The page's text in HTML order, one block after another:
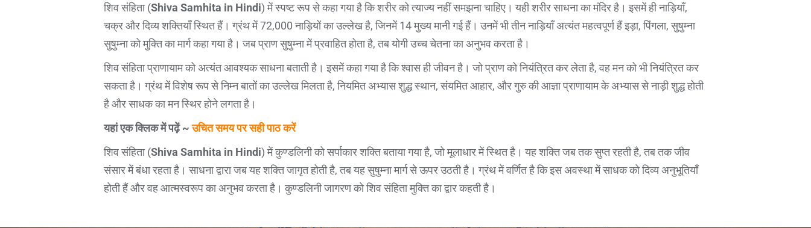
शिव संहिता (Shiva Samhita in Hindi) में स्पष्ट रूप से कहा गया है कि शरीर को त्याज्य नहीं समझना चाहिए। यही शरीर साधना का मंदिर है। इसमें ही नाड़ियाँ,
चक्र और दिव्य शक्तियाँ स्थित हैं। ग्रंथ में 72,000 नाड़ियों का उल्लेख है, जिनमें 14 मुख्य मानी गई हैं। उनमें भी तीन नाड़ियाँ अत्यंत महत्वपूर्ण हैं इड़ा, पिंगला, सुषुम्ना
सुषुम्ना को मुक्ति का मार्ग कहा गया है। जब प्राण सुषुम्ना में प्रवाहित होता है, तब योगी उच्च चेतना का अनुभव करता है।
शिव संहिता प्राणायाम को अत्यंत आवश्यक साधना बताती है। इसमें कहा गया है कि श्वास ही जीवन है। जो प्राण को नियंत्रित कर लेता है, वह मन को भी नियंत्रित कर
सकता है। ग्रंथ में विशेष रूप से निम्न बातों का उल्लेख मिलता है, नियमित अभ्यास शुद्ध स्थान, संयमित आहार, और गुरु की आज्ञा प्राणायाम के अभ्यास से नाड़ी शुद्ध होती
है और साधक का मन स्थिर होने लगता है।
यहां एक क्लिक में पढ़ें ~उचित समय पर सही पाठ करें
शिव संहिता (Shiva Samhita in Hindi) में कुण्डलिनी को सर्पाकार शक्ति बताया गया है, जो मूलाधार में स्थित है। यह शक्ति जब तक सुप्त रहती है, तब तक जीव
संसार में बंधा रहता है। साधना द्वारा जब यह शक्ति जागृत होती है, तब यह सुषुम्ना मार्ग से ऊपर उठती है। ग्रंथ में वर्णित है कि इस अवस्था में साधक को दिव्य अनुभूतियाँ
होती हैं और वह आत्मस्वरूप का अनुभव करता है। कुण्डलिनी जागरण को शिव संहिता मुक्ति का द्वार कहती है।